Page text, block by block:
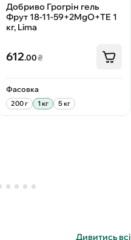
Добриво Грогрін гель
Фрут 18-11-59+2MgO+TE 1
кг, Lima
612.00₴
Фасовка
200 г 1 кг 5 кг
Дивитись всі